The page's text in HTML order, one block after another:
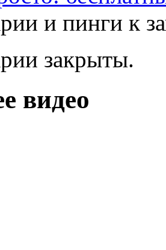
и пинги к
закрыты.
видео